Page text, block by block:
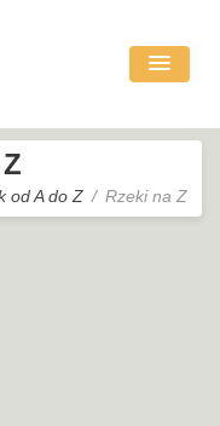
od A do Z Rzeki na Z